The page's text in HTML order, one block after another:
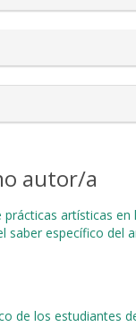
autor/a
artísticas en
saber específico del
de los estudiantes